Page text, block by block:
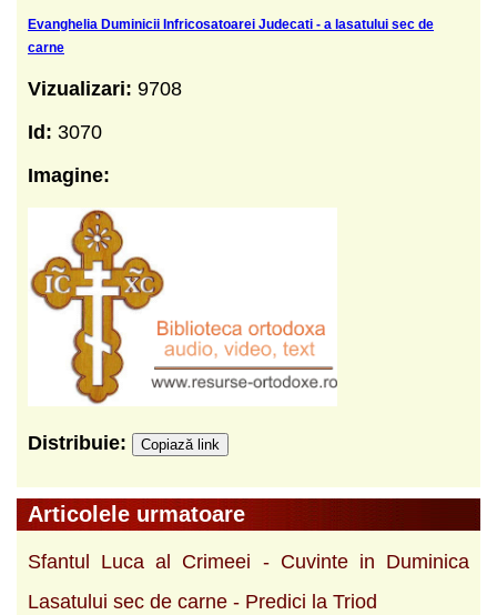
Evanghelia Duminicii Infricosatoarei Judecati - a lasatului sec de
carne
Vizualizari: 9708
Id: 3070
Imagine:
Distribuie: Copiază link
Articolele urmatoare
Sfantul Luca al Crimeei - Cuvinte in Duminica
Lasatului sec de carne - Predici la Triod